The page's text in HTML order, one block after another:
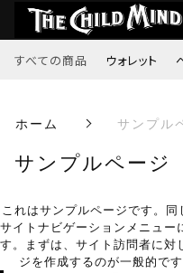
すべての商品 ウォレット
ホーム サンプル
サンプルページ
これはサンプルページです。
サイトナビゲーションメニュー
す。まずは、サイト訪問者に対
ジを作成するのが一般的で
子カテゴリ